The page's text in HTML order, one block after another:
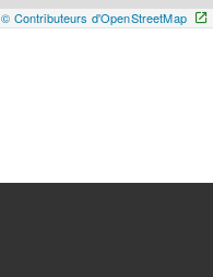
© Contributeurs d'OpenStreetMap